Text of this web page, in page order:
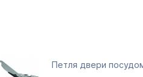
Петля двери